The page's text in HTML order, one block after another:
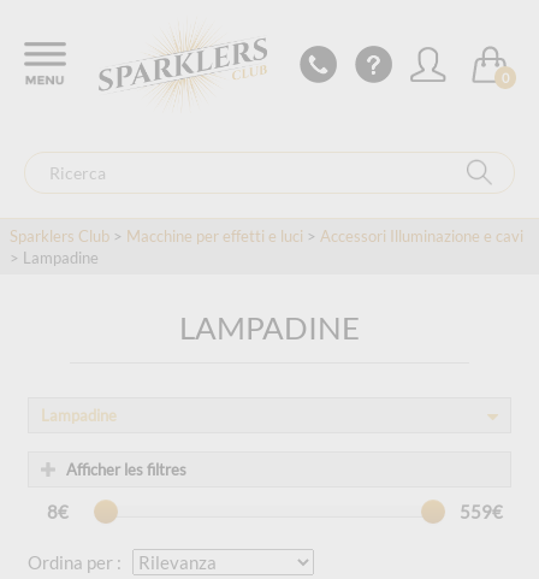
0
Sparklers Club > Macchine per effetti e luci > Accessori Illuminazione e cavi
> Lampadine
LAMPADINE
8€ 559€
Afficher les filtres
Lampadine
Ordina per :